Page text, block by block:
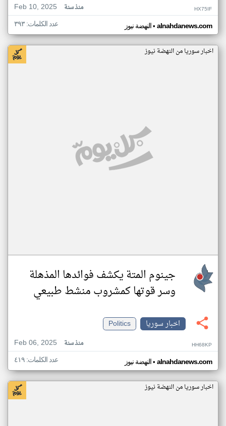
Feb 10, 2025
منذ سنة HX75IF
النهضة نيوز• alnahdanews.com عدد الكلمات: ٣٩٣
اخبار سوريا من النهضة نيوز
جينوم المتة يكشف فوائدها المذهلة
وسر قوتها كمشروب منشط طبيعي
اخبار سوريا
Politics
Feb 06, 2025
منذ سنة HH68KP
النهضة نيوز• alnahdanews.com عدد الكلمات: ٤١٩
اخبار سوريا من النهضة نيوز